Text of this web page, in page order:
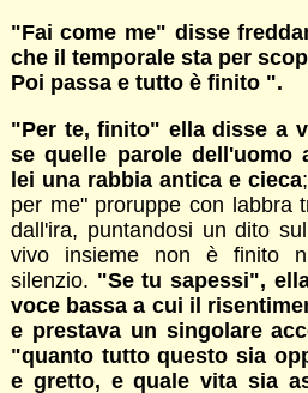
"Fai come me" disse
che il temporale sta per
Poi passa e tutto è finito ".
"Per te, finito" ella disse a
se quelle parole dell'uomo
lei una rabbia antica e cieca
per me" proruppe con labbra
dall'ira, puntandosi un dito
vivo insieme non è finito
silenzio. "Se tu sapessi",
voce bassa a cui il
e prestava un singolare
"quanto tutto questo sia
e gretto, e quale vita sia